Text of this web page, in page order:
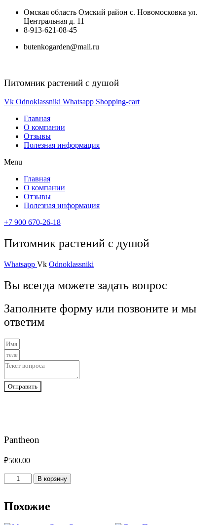
Перейти
содержимому
Омская область Омский район с. Новомосковка ул.
Центральная д. 11
8-913-621-08-45
butenkogarden@mail.ru
Питомник растений с душой
Vk Odnoklassniki Whatsapp Shopping-cart
Главная
О компании
Отзывы
Полезная информация
Menu
Главная
О компании
Отзывы
Полезная информация
+7 900 670-26-18
Питомник растений с душой
Whatsapp Vk Odnoklassniki
Вы всегда можете задать вопрос
Заполните форму или позвоните и мы
ответим
Отправить
Pantheon
₽500.00
Количество
товара
В корзину
Похожие